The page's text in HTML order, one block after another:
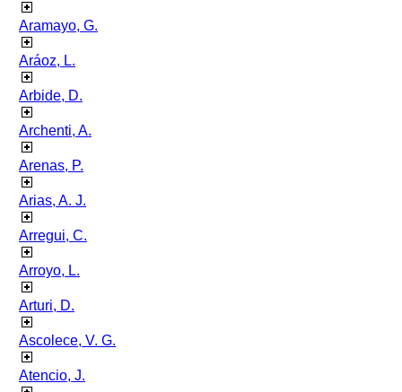
Aramayo, G.
Aráoz, L.
Arbide, D.
Archenti, A.
Arenas, P.
Arias, A. J.
Arregui, C.
Arroyo, L.
Arturi, D.
Ascolece, V. G.
Atencio, J.